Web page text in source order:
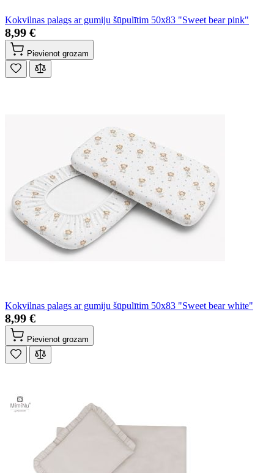
Kokvilnas palags ar gumiju šūpulītim 50x83 "Sweet bear pink"
8,99 €
Pievienot grozam
Kokvilnas palags ar gumiju šūpulītim 50x83 "Sweet bear white"
8,99 €
Pievienot grozam